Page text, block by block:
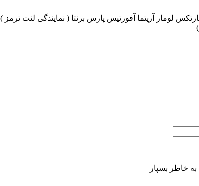
لومار آریتما آفورتیس پارس برنتا ( نمایندگی لنت ترمز )
به خاطر بسپار